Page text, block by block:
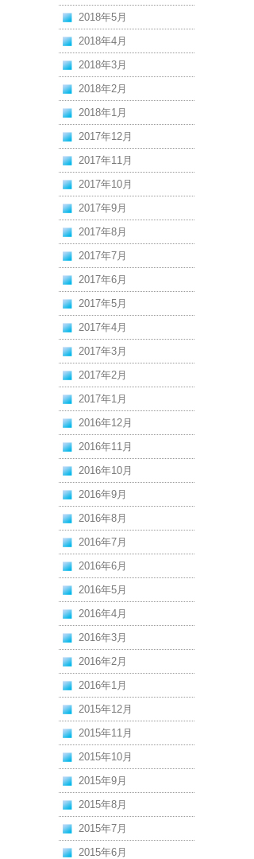
2018年5月
2018年4月
2018年3月
2018年2月
2018年1月
2017年12月
2017年11月
2017年10月
2017年9月
2017年8月
2017年7月
2017年6月
2017年5月
2017年4月
2017年3月
2017年2月
2017年1月
2016年12月
2016年11月
2016年10月
2016年9月
2016年8月
2016年7月
2016年6月
2016年5月
2016年4月
2016年3月
2016年2月
2016年1月
2015年12月
2015年11月
2015年10月
2015年9月
2015年8月
2015年7月
2015年6月